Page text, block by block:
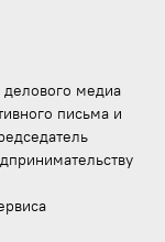
делового медиа
письма и